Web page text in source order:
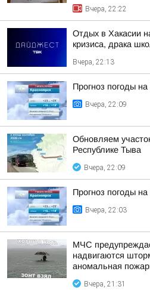
Вчера, 22:22
Отдых в Хакасии
кризиса, драка
Вчера, 22:13
Прогноз погоды на
Вчера, 22:09
Обновляем
Республике Тыва
Вчера, 22:09
Прогноз погоды на
Вчера, 22:03
МЧС
надвигаются
аномальная
Вчера, 21:31